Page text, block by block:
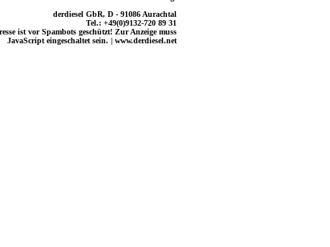
derdiesel GbR, D - 91086 Aurachtal
Tel.: +49(0)9132-720 89 31
ist vor Spambots geschützt! Zur Anzeige muss
JavaScript eingeschaltet sein. | www.derdiesel.net